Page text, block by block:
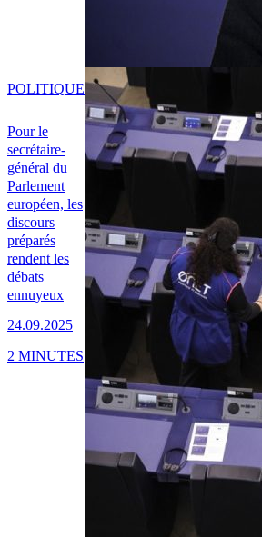
Pour le
secrétaire-
général du
Parlement
européen, les
discours
préparés
rendent les
débats
ennuyeux
24.09.2025
POLITIQUE
2 MINUTES